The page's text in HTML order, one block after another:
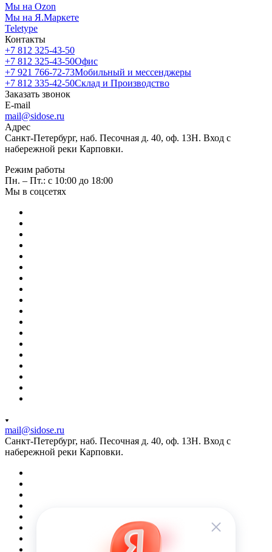
Мы на Ozon
Мы на Я.Маркете
Teletype
Контакты
+7 812 325-43-50
+7 812 325-43-50Офис
+7 921 766-72-73Мобильный и мессенджеры
+7 812 335-42-50Склад и Производство
Заказать звонок
E-mail
mail@sidose.ru
Адрес
Санкт-Петербург, наб. Песочная д. 40, оф. 13Н. Вход с
набережной реки Карповки.
Режим работы
Пн. – Пт.: с 10:00 до 18:00
Мы в соцсетях
mail@sidose.ru
Санкт-Петербург, наб. Песочная д. 40, оф. 13Н. Вход с
набережной реки Карповки.